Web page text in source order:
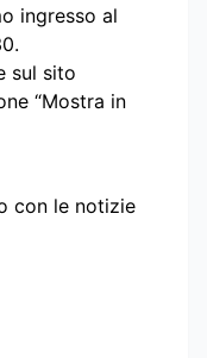
ingresso al
sul sito
“Mostra in
con le notizie